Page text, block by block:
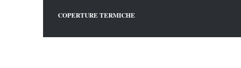
COPERTURE TERMICHE